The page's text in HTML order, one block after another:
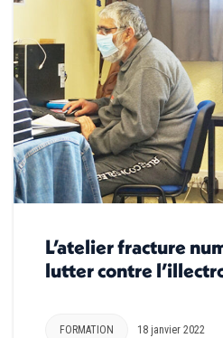
L’atelier fracture
lutter contre
FORMATION 18 janvier 2022